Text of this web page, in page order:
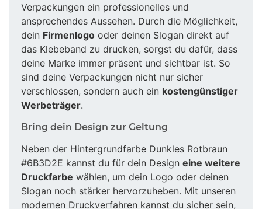
Verpackungen ein professionelles und
ansprechendes Aussehen. Durch die Möglichkeit,
dein Firmenlogo oder deinen Slogan direkt auf
das Klebeband zu drucken, sorgst du dafür, dass
deine Marke immer präsent und sichtbar ist. So
sind deine Verpackungen nicht nur sicher
verschlossen, sondern auch ein kostengünstiger
Werbeträger.
Bring dein Design zur Geltung
Neben der Hintergrundfarbe Dunkles Rotbraun
#6B3D2E kannst du für dein Design eine weitere
Druckfarbe wählen, um dein Logo oder deinen
Slogan noch stärker hervorzuheben. Mit unseren
modernen Druckverfahren kannst du sicher sein,